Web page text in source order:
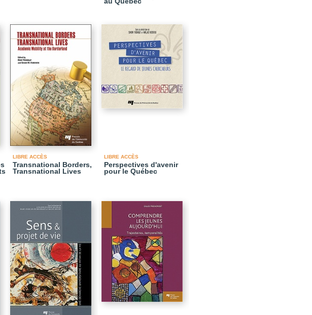
LIBRE ACCÈS
Transnational Borders,
Transnational Lives
LIBRE ACCÈS
Perspectives d'avenir
pour le Québec